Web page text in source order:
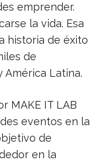
emprender.
la vida. Esa
historia de éxito
de
Latina.
MAKE IT LAB
eventos en la
de
en la